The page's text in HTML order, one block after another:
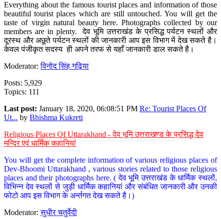
Everything about the famous tourist places and information of those
beautiful tourist places which are still untouched. You will get the
taste of virgin natural beauty here. Photographs collected by our
members are in plenty. देव भूमि उत्तराखंड के प्रसिद्ध पर्यटन स्थलों और
दूरस्थ और अछूते पर्यटन स्थलों की जानकारी आप इस विभाग में देख सकते है।
केवल पंजीकृत सदस्य ही अपने तरफ से यहाँ जानकारी डाल सकते है।
Moderator:विनोद सिंह गढ़िया
Posts: 5,929
Topics: 111
Last post: January 18, 2020, 06:08:51 PM Re: Tourist Places Of
Ut... by Bhishma Kukreti
Religious Places Of Uttarakhand - देव भूमि उत्तराखण्ड के प्रसिद्ध देव
मन्दिर एवं धार्मिक कहानियां
You will get the complete information of various religious places of
Dev-Bhoomi Uttarakhand , various stories related to those religious
places and their photographs here. ( देव भूमि उत्तराखंड के धार्मिक स्थलों,
विभिन्न देव स्थलों से जुड़ी धार्मिक कहानियां और संबंधित जानकारी और उनकी
फोटो आप इस विभाग के अर्न्तगत देख सकते है।)
Moderator:सुधीर चतुर्वेदी